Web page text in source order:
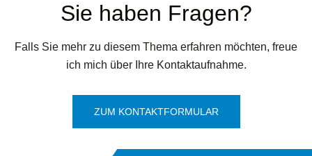
Sie haben Fragen?
Falls Sie mehr zu diesem Thema erfahren möchten, freue
ich mich über Ihre Kontaktaufnahme.
ZUM KONTAKTFORMULAR